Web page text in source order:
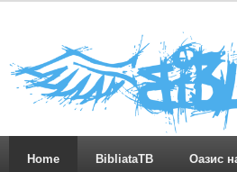
Home BibliataTB Оазис